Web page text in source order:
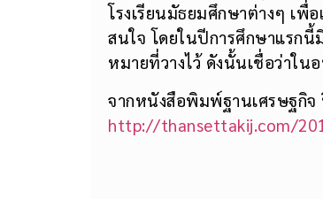
โรงเรียนมัธยมศึกษาต่างๆ เ
สนใจ โดยในปีการศึกษาแรก
หมายที่วางไว้ ดังนั้นเชื่อว่าใ
จากหนังสือพิมพ์ฐานเศรษฐกิ
http://thansettakij.com/